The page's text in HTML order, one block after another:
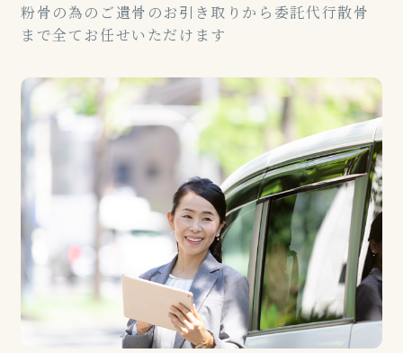
粉骨の為のご遺骨のお引き取りから委託代行散骨
まで全てお任せいただけます